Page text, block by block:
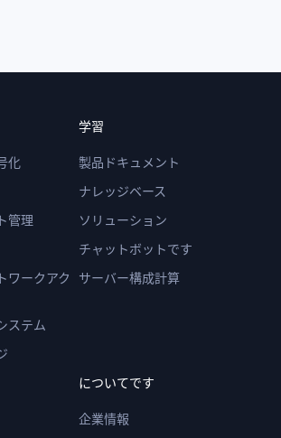
化
管理
ワークアク
ステム
学習
製品ドキュメント
ナレッジベース
ソリューション
チャットボットです
サーバー構成計算
についてです
企業情報